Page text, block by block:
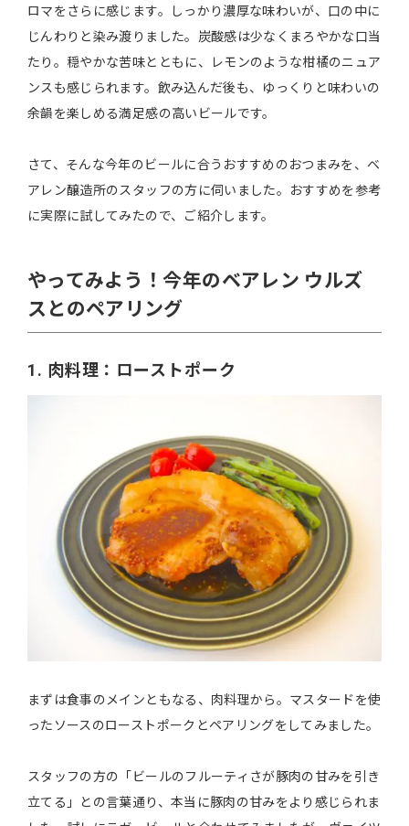
ロマをさらに感じます。しっかり濃厚な味わいが、口の中に
じんわりと染み渡りました。炭酸感は少なくまろやかな口当
たり。穏やかな苦味とともに、レモンのような柑橘のニュア
ンスも感じられます。飲み込んだ後も、ゆっくりと味わいの
余韻を楽しめる満足感の高いビールです。
さて、そんな今年のビールに合うおすすめのおつまみを、ベ
アレン醸造所のスタッフの方に伺いました。おすすめを参考
に実際に試してみたので、ご紹介します。
やってみよう！今年のベアレン ウルズ
スとのペアリング
1. 肉料理：ローストポーク
まずは食事のメインともなる、肉料理から。マスタードを使
ったソースのローストポークとペアリングをしてみました。
スタッフの方の「ビールのフルーティさが豚肉の甘みを引き
立てる」との言葉通り、本当に豚肉の甘みをより感じられま